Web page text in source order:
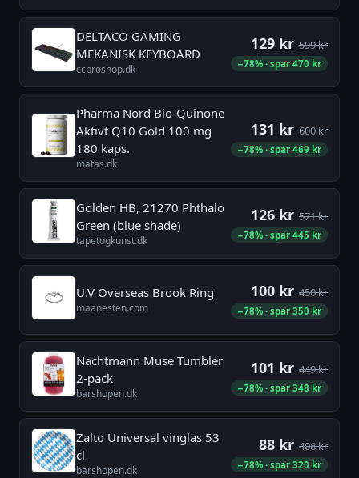
DELTACO GAMING
MEKANISK KEYBOARD
ccproshop.dk
129 kr 599 kr
−78% · spar 470 kr
Pharma Nord Bio-Quinone
Aktivt Q10 Gold 100 mg
180 kaps.
matas.dk
131 kr 600 kr
−78% · spar 469 kr
Golden HB, 21270 Phthalo
Green (blue shade)
tapetogkunst.dk
126 kr 571 kr
−78% · spar 445 kr
U.V Overseas Brook Ring
maanesten.com
100 kr 450 kr
−78% · spar 350 kr
Nachtmann Muse Tumbler
2-pack
barshopen.dk
101 kr 449 kr
−78% · spar 348 kr
Zalto Universal vinglas 53
cl
barshopen.dk
88 kr 408 kr
−78% · spar 320 kr